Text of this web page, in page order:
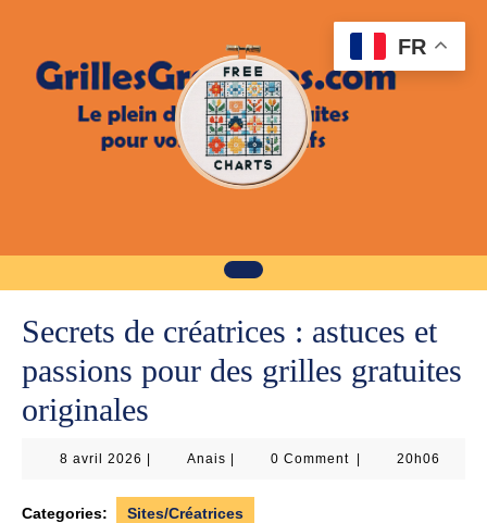
Secrets de créatrices : astuces et
passions pour des grilles gratuites
originales
8 avril 2026 8
2026
AnaisAnais 0 Comment 20h06
Categories: Sites/Créatrices
FR